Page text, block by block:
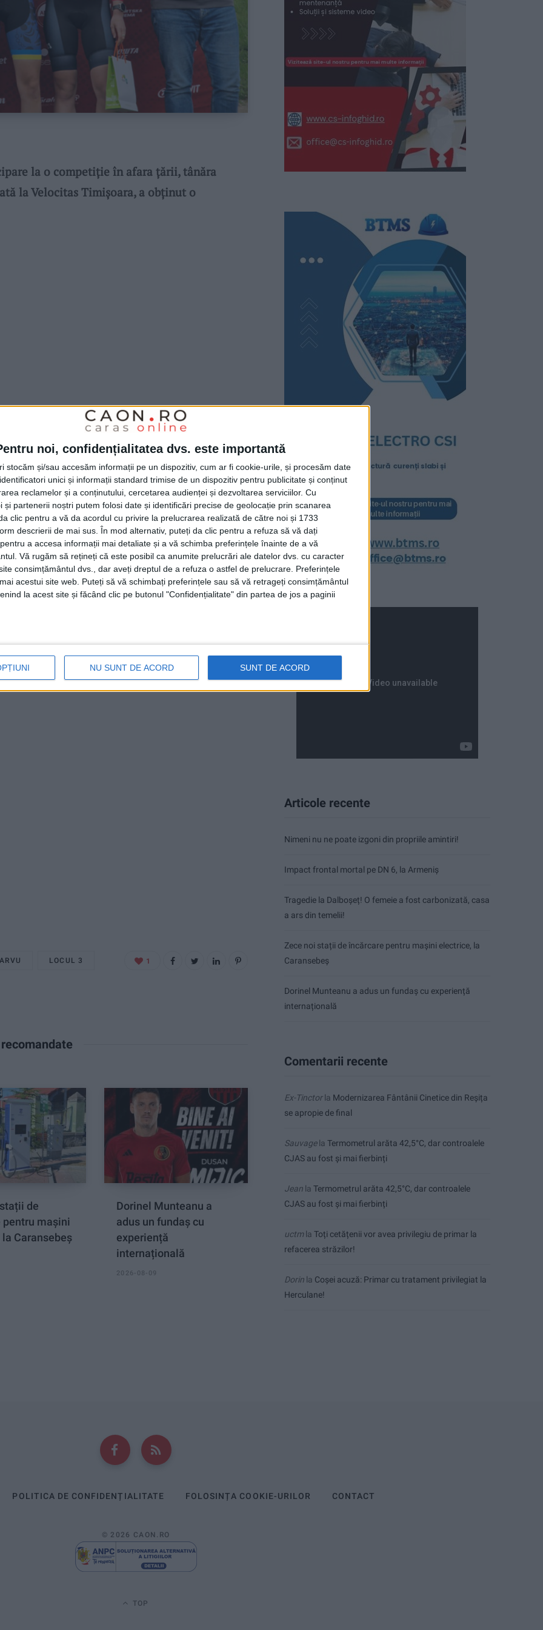
noi, confidențialitatea dvs. este importantă
stocăm și/sau accesăm informații pe un dispozitiv, cum ar fi cookie-urile, și procesăm date
unici și informații standard trimise de un dispozitiv pentru publicitate și conținut
reclamelor și a conținutului, cercetarea audienței și dezvoltarea serviciilor. Cu
și partenerii noștri putem folosi date și identificări precise de geolocație prin scanarea
clic pentru a vă da acordul cu privire la prelucrarea realizată de către noi și 1733
descrierii de mai sus. În mod alternativ, puteți da clic pentru a refuza să vă dați
a accesa informații mai detaliate și a vă schimba preferințele înainte de a vă
Vă rugăm să rețineți că este posibil ca anumite prelucrări ale datelor dvs. cu caracter
consimțământul dvs., dar aveți dreptul de a refuza o astfel de prelucrare. Preferințele
acestui site web. Puteți să vă schimbați preferințele sau să vă retrageți consimțământul
la acest site și făcând clic pe butonul "Confidențialitate" din partea de jos a paginii
NU SUNT DE ACORD SUNT DE ACORD
la o competiție în afara țării, tânăra
la Velocitas Timișoara, a obținut o
recent Serbia Epic Pozarevac Series XCO
junioara Giulia Pârvus-a clasat pe locul 3.
doua concurente din echipa națională a
fost prezente sportive din Ucraina,
și Muntenegru.”, ne-a transmisTania
de mountain bike. PentruGiulia Pârvu
în afara țării, la Budapesta, în
şi cu o durata până în două ore,
LOCUL 3 1
de
pentru mașini
Caransebeș
Dorinel Munteanu a
adus un fundaș cu
experiență
internațională
2026-08-09
Articole recente
Nimeni nu ne poate izgoni din propriile amintiri!
Impact frontal mortal pe DN 6, la Armeniș
Tragedie la Dalboşeț! O femeie a fost carbonizată, casa
a ars din temelii!
Zece noi stații de încărcare pentru mașini electrice, la
Caransebeș
Dorinel Munteanu a adus un fundaș cu experiență
internațională
Comentarii recente
Ex-Tinctorla Modernizarea Fântânii Cinetice din Reșița
se apropie de final
Sauvagela Termometrul arăta 42,5°C, dar controalele
CJAS au fost și mai fierbinți
Jean la Termometrul arăta 42,5°C, dar controalele
CJAS au fost și mai fierbinți
uctmla Toți cetățenii vor avea privilegiu de primar la
refacerea străzilor!
Dorin la Coșei acuză: Primar cu tratament privilegiat la
Herculane!
POLITICA DE CONFIDENȚIALITATE FOLOSINȚA COOKIE-URILOR CONTACT
© 2026 CAON.RO
TOP